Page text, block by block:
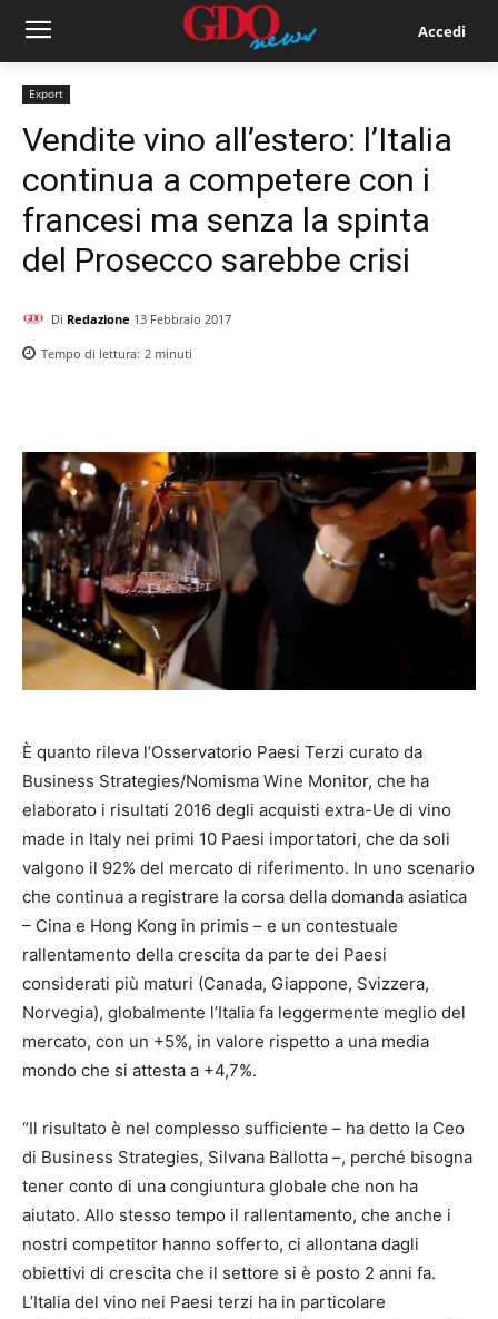
Accedi
Export
Vendite vino all’estero: l’Italia
continua a competere con i
francesi ma senza la spinta
del Prosecco sarebbe crisi
Di Redazione 13 Febbraio 2017
Tempo di lettura: 2 minuti
È quanto rileva l’Osservatorio Paesi Terzi curato da
Business Strategies/Nomisma Wine Monitor, che ha
elaborato i risultati 2016 degli acquisti extra-Ue di vino
made in Italy nei primi 10 Paesi importatori, che da soli
valgono il 92% del mercato di riferimento. In uno scenario
che continua a registrare la corsa della domanda asiatica
– Cina e Hong Kong in primis – e un contestuale
rallentamento della crescita da parte dei Paesi
considerati più maturi (Canada, Giappone, Svizzera,
Norvegia), globalmente l’Italia fa leggermente meglio del
mercato, con un +5%, in valore rispetto a una media
mondo che si attesta a +4,7%.
“Il risultato è nel complesso sufficiente – ha detto la Ceo
di Business Strategies, Silvana Ballotta –, perché bisogna
tener conto di una congiuntura globale che non ha
aiutato. Allo stesso tempo il rallentamento, che anche i
nostri competitor hanno sofferto, ci allontana dagli
obiettivi di crescita che il settore si è posto 2 anni fa.
L’Italia del vino nei Paesi terzi ha in particolare